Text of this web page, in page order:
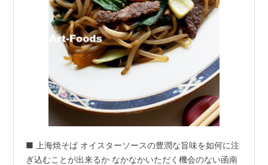
■ 上海焼そば オイスターソースの豊潤な旨味を如何に注
ぎ込むことが出来るか なかなかいただく機会のない函南